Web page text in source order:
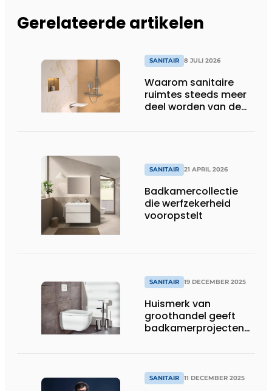
Gerelateerde artikelen
SANITAIR 8 JULI 2026
Waarom sanitaire
ruimtes steeds meer
deel worden van de
SANITAIR 21 APRIL 2026
Badkamercollectie
die werfzekerheid
vooropstelt
SANITAIR 19 DECEMBER 2025
Huismerk van
groothandel geeft
badkamerprojecten
SANITAIR 11 DECEMBER 2025